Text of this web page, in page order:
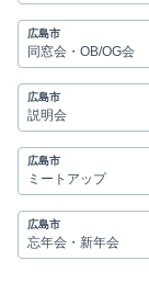
広島市
同窓会・OB/OG会
広島市
説明会
広島市
ミートアップ
広島市
忘年会・新年会